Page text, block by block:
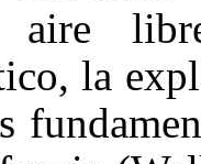
aire
la